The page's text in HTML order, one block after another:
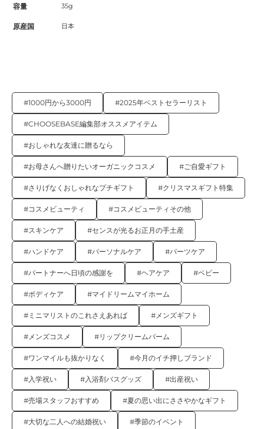
容量 35g
原産国 日本
#1000円から3000円 #2025年ベストセラーリスト
#CHOOSEBASE編集部オススメアイテム
#おしゃれな友達に贈るなら
#お母さんへ贈りたいオーガニックコスメ #ご自愛ギフト
#さりげなくおしゃれなプチギフト #クリスマスギフト特集
#コスメビューティ #コスメビューティその他
#スキンケア #センスが光るお正月の手土産
#ハンドケア #パーソナルケア #パーツケア
#パートナーへ日頃の感謝を #ヘアケア #ベビー
#ボディケア #マイドリームマイホーム
#ミニマリストのこれさえあれば #メンズギフト
#メンズコスメ #リップクリームバーム
#ワンマイルも抜かりなく #今月のイチ押しブランド
#入学祝い #入浴剤バスグッズ #出産祝い
#売場スタッフおすすめ #夏の思い出にささやかなギフト
#大切な二人への結婚祝い #季節のイベント